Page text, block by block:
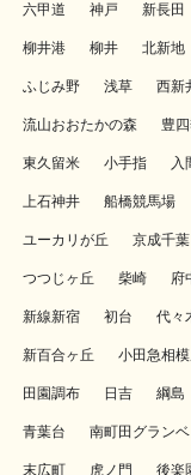
六甲道 神戸 新長田
柳井港 柳井 北新地
ふじみ野 浅草 西新
流山おおたかの森 豊
東久留米 小手指 入
上石神井 船橋競馬場
ユーカリが丘 京成千葉
つつじヶ丘 柴崎 府
新線新宿 初台 代々
新百合ヶ丘 小田急相
田園調布 日吉 綱島
青葉台 南町田グラン
末広町 虎ノ門 後楽